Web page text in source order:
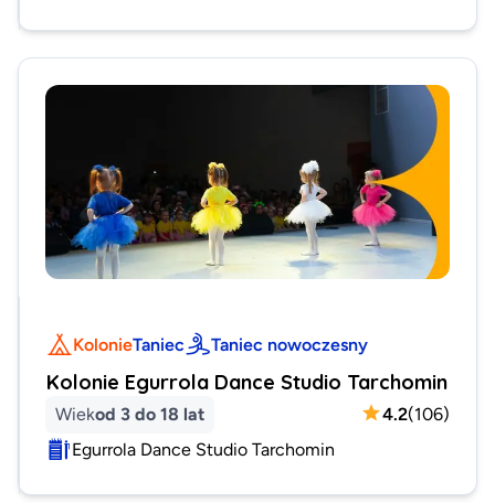
KolonieTaniec Taniec nowoczesny
Kolonie Egurrola Dance Studio Tarchomin
Wiekod 3 do 18 lat 4.2(106)
Egurrola Dance Studio Tarchomin